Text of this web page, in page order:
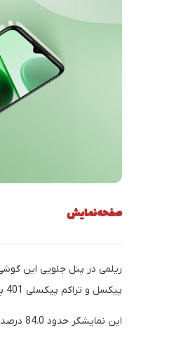
صفحه‌نمایش
پیکسل و تراکم پیکسلی 401 پیکسل بر اینچ بهره می‌برد.
این نمایشگر حدود 84.0 درصد از قسمت جلویی گوشی را به خود اختصاص داده‌است و دارای حداکثر روشنایی 600 نیت می‌باشد.